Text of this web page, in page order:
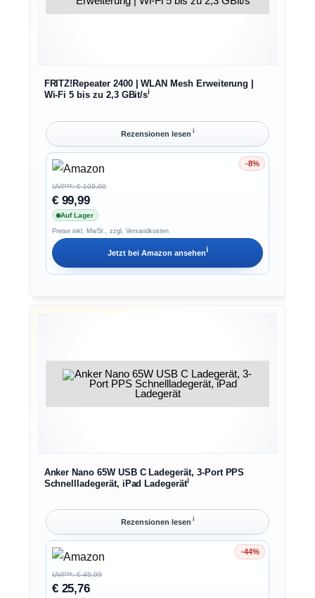
FRITZ!Repeater 2400 | WLAN Mesh Erweiterung |
Wi-Fi 5 bis zu 2,3 GBit/sℹ︎
Rezensionen lesen ℹ︎
-8%
Ersparnis 8%
UVP**: € 109,00
€ 99,99
Auf Lager
Preise inkl. MwSt., zzgl. Versandkosten
Jetzt bei Amazon ansehenℹ︎
Anker Nano 65W USB C Ladegerät, 3-Port PPS
Schnellladegerät, iPad Ladegerätℹ︎
Rezensionen lesen ℹ︎
-44%
Ersparnis 44%
UVP**: € 45,99
€ 25,76